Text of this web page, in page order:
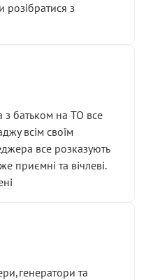
з
з батьком на ТО все
всім своїм
все розказують
приємні та вічлеві.
та